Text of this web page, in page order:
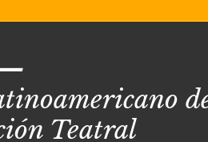
Teatral